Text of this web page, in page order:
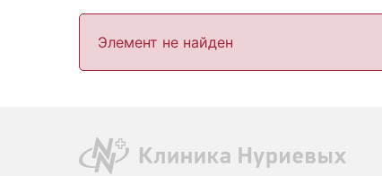
Элемент не найден